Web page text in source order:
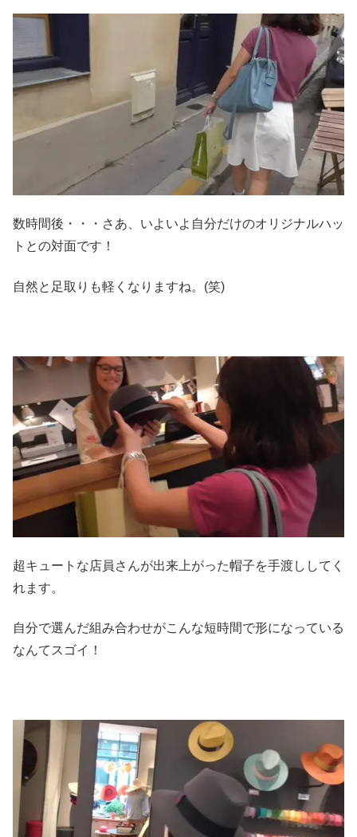
数時間後・・・さあ、いよいよ自分だけのオリジナルハッ
トとの対面です！
自然と足取りも軽くなりますね。(笑)
超キュートな店員さんが出来上がった帽子を手渡ししてく
れます。
自分で選んだ組み合わせがこんな短時間で形になっている
なんてスゴイ！